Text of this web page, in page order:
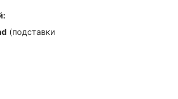
(подставки